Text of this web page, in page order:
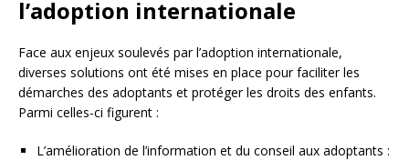
l’adoption internationale
Face aux enjeux soulevés par l’adoption internationale,
diverses solutions ont été mises en place pour faciliter les
démarches des adoptants et protéger les droits des enfants.
Parmi celles-ci figurent :
L’amélioration de l’information et du conseil aux adoptants :